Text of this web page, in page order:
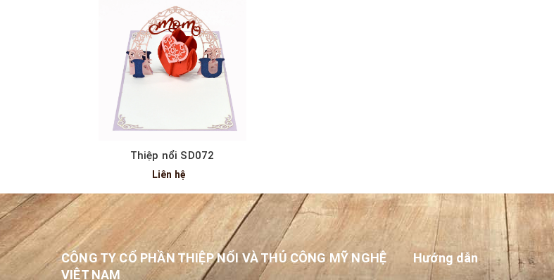
Thiệp nổi SD072
Liên hệ
CÔNG TY CỔ PHẦN THIỆP NỔI VÀ THỦ CÔNG MỸ NGHỆ
VIỆT NAM
Hướng dẫn